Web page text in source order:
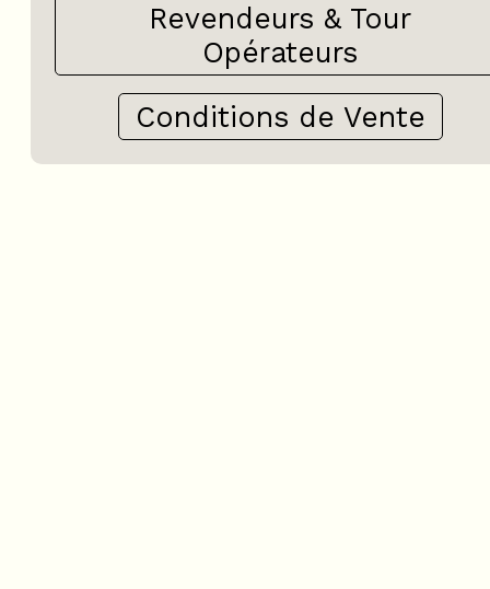
3 pièces - CHALET ST
OpenStreetMap Streets
Satellite
OpenStreetMap
Revendeurs & Tour
Opérateurs
Conditions de Vente